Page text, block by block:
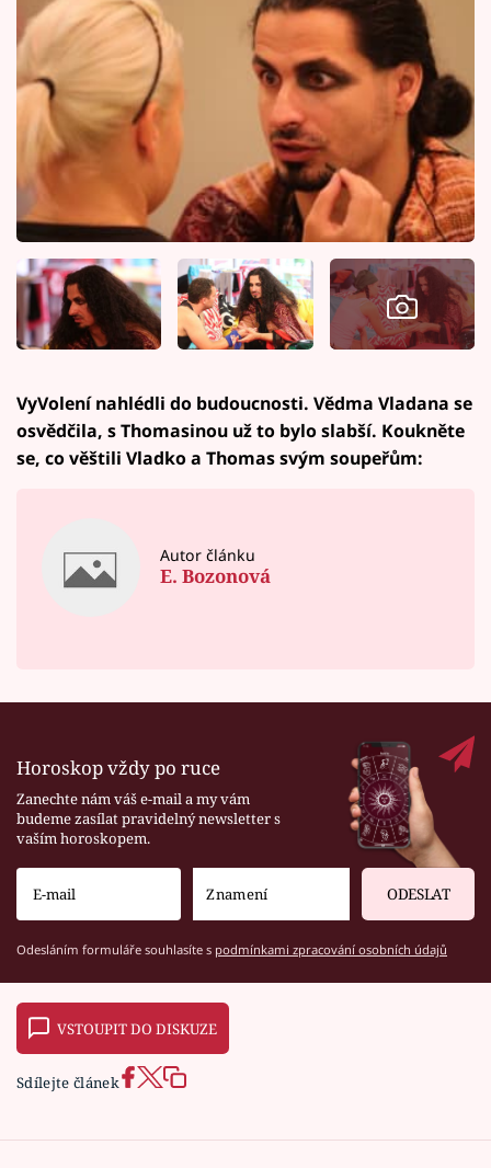
VyVolení nahlédli do budoucnosti. Vědma Vladana se
osvědčila, s Thomasinou už to bylo slabší. Koukněte
se, co věštili Vladko a Thomas svým soupeřům:
Autor článku
E. Bozonová
Horoskop vždy po ruce
Zanechte nám váš e-mail a my vám
budeme zasílat pravidelný newsletter s
vaším horoskopem.
ODESLAT
Odesláním formuláře souhlasíte s podmínkami zpracování osobních údajů
VSTOUPIT DO DISKUZE
Sdílejte článek